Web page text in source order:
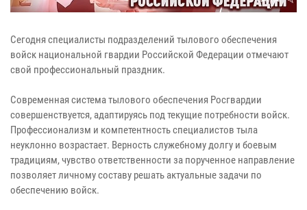
Сегодня специалисты подразделений тылового обеспечения
войск национальной гвардии Российской Федерации отмечают
свой профессиональный праздник.
Современная система тылового обеспечения Росгвардии
совершенствуется, адаптируясь под текущие потребности войск.
Профессионализм и компетентность специалистов тыла
неуклонно возрастает. Верность служебному долгу и боевым
традициям, чувство ответственности за порученное направление
позволяет личному составу решать актуальные задачи по
обеспечению войск.